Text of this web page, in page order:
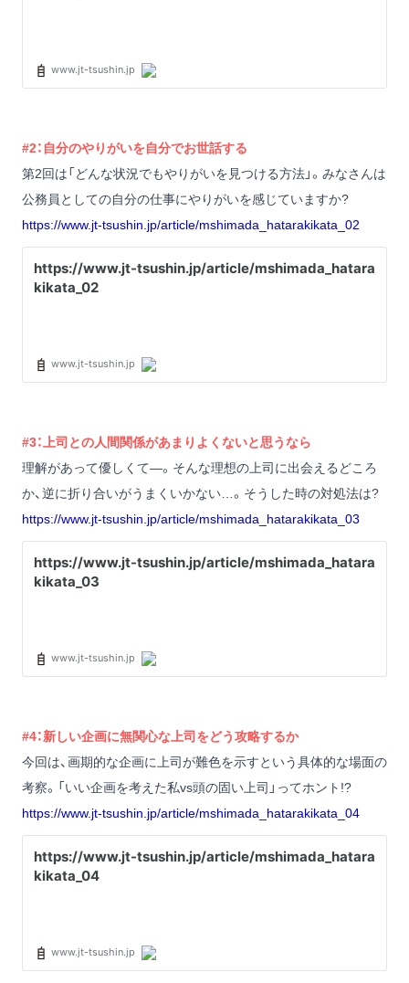
#2：自分のやりがいを自分でお世話する
第2回は「どんな状況でもやりがいを見つける方法」。みなさんは
公務員としての自分の仕事にやりがいを感じていますか?
https://www.jt-tsushin.jp/article/mshimada_hatarakikata_02
#3：上司との人間関係があまりよくないと思うなら
理解があって優しくて―。そんな理想の上司に出会えるどころ
か、逆に折り合いがうまくいかない…。そうした時の対処法は?
https://www.jt-tsushin.jp/article/mshimada_hatarakikata_03
#4：新しい企画に無関心な上司をどう攻略するか
今回は、画期的な企画に上司が難色を示すという具体的な場面の
考察。「いい企画を考えた私vs頭の固い上司」ってホント!?
https://www.jt-tsushin.jp/article/mshimada_hatarakikata_04